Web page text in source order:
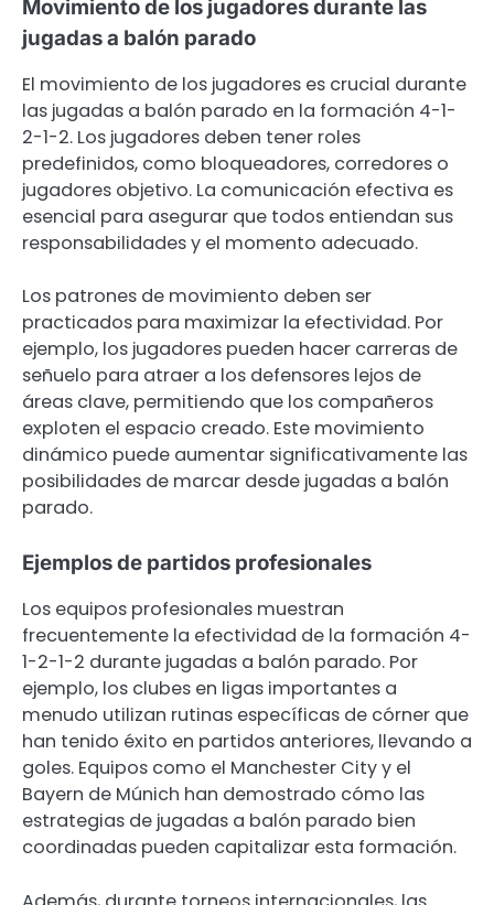
Movimiento de los jugadores durante las
jugadas a balón parado
El movimiento de los jugadores es crucial durante
las jugadas a balón parado en la formación 4-1-
2-1-2. Los jugadores deben tener roles
predefinidos, como bloqueadores, corredores o
jugadores objetivo. La comunicación efectiva es
esencial para asegurar que todos entiendan sus
responsabilidades y el momento adecuado.
Los patrones de movimiento deben ser
practicados para maximizar la efectividad. Por
ejemplo, los jugadores pueden hacer carreras de
señuelo para atraer a los defensores lejos de
áreas clave, permitiendo que los compañeros
exploten el espacio creado. Este movimiento
dinámico puede aumentar significativamente las
posibilidades de marcar desde jugadas a balón
parado.
Ejemplos de partidos profesionales
Los equipos profesionales muestran
frecuentemente la efectividad de la formación 4-
1-2-1-2 durante jugadas a balón parado. Por
ejemplo, los clubes en ligas importantes a
menudo utilizan rutinas específicas de córner que
han tenido éxito en partidos anteriores, llevando a
goles. Equipos como el Manchester City y el
Bayern de Múnich han demostrado cómo las
estrategias de jugadas a balón parado bien
coordinadas pueden capitalizar esta formación.